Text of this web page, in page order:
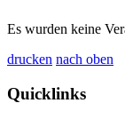
Es wurden keine
drucken nach oben
Quicklinks